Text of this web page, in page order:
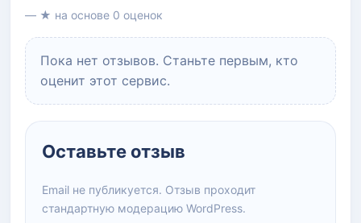
— ★ на основе 0 оценок
Пока нет отзывов. Станьте первым, кто
оценит этот сервис.
Оставьте отзыв
Email не публикуется. Отзыв проходит
стандартную модерацию WordPress.